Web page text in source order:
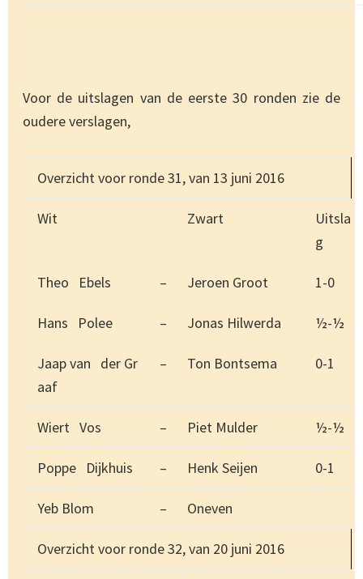
Voor de uitslagen van de eerste 30 ronden zie de
oudere verslagen,
Overzicht voor ronde 31, van 13 juni 2016
Wit Zwart
Uitsla
g
Theo Ebels – Jeroen Groot 1-0
Hans Polee – Jonas Hilwerda ½-½
Jaap van der Gr
aaf
– Ton Bontsema 0-1
Wiert Vos – Piet Mulder ½-½
Poppe Dijkhuis – Henk Seijen 0-1
Yeb Blom – Oneven
Overzicht voor ronde 32, van 20 juni 2016